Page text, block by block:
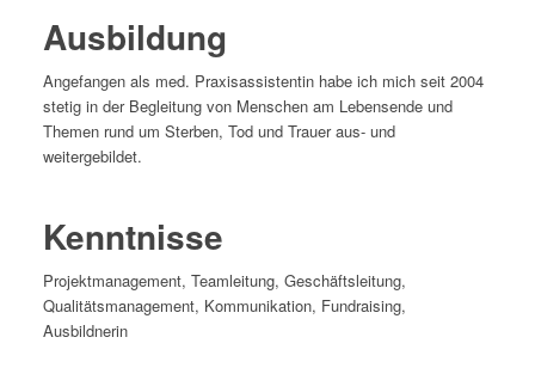
Ausbildung
Angefangen als med. Praxisassistentin habe ich mich seit 2004
stetig in der Begleitung von Menschen am Lebensende und
Themen rund um Sterben, Tod und Trauer aus- und
weitergebildet.
Kenntnisse
Projektmanagement, Teamleitung, Geschäftsleitung,
Qualitätsmanagement, Kommunikation, Fundraising,
Ausbildnerin